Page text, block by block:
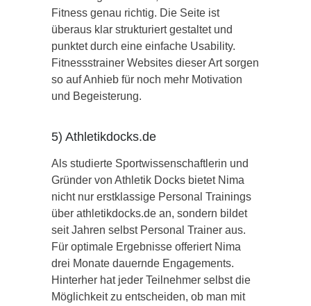
Fitness genau richtig. Die Seite ist
überaus klar strukturiert gestaltet und
punktet durch eine einfache Usability.
Fitnessstrainer Websites dieser Art sorgen
so auf Anhieb für noch mehr Motivation
und Begeisterung.
5) Athletikdocks.de
Als studierte Sportwissenschaftlerin und
Gründer von Athletik Docks bietet Nima
nicht nur erstklassige Personal Trainings
über athletikdocks.de an, sondern bildet
seit Jahren selbst Personal Trainer aus.
Für optimale Ergebnisse offeriert Nima
drei Monate dauernde Engagements.
Hinterher hat jeder Teilnehmer selbst die
Möglichkeit zu entscheiden, ob man mit